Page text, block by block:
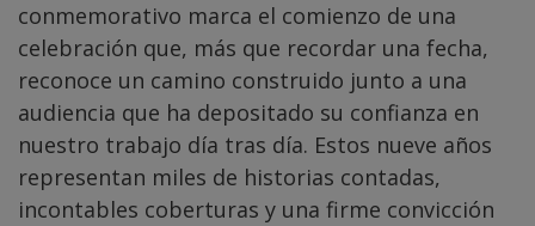
conmemorativo marca el comienzo de una
celebración que, más que recordar una fecha,
reconoce un camino construido junto a una
audiencia que ha depositado su confianza en
nuestro trabajo día tras día. Estos nueve años
representan miles de historias contadas,
incontables coberturas y una firme convicción